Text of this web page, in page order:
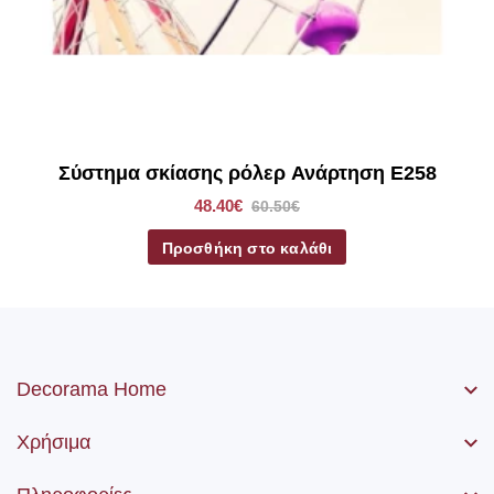
Σύστημα σκίασης ρόλερ Ανάρτηση E258
48.40€ 60.50€
Προσθήκη στο καλάθι
Decorama Home
Χρήσιμα